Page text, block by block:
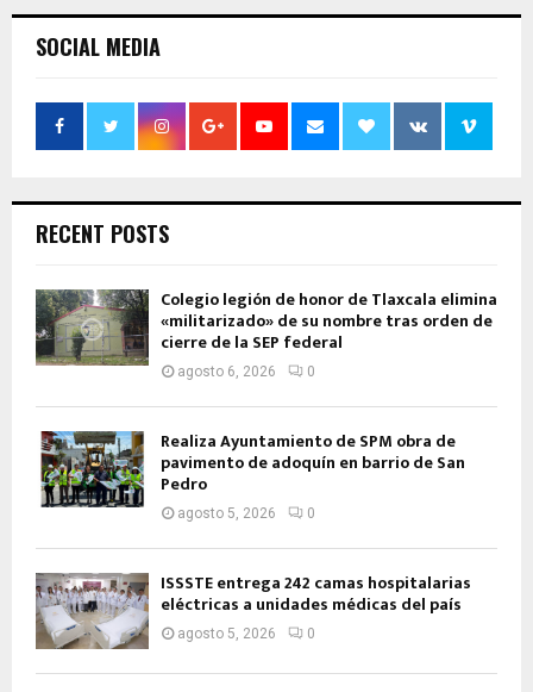
SOCIAL MEDIA
RECENT POSTS
Colegio legión de honor de Tlaxcala elimina
«militarizado» de su nombre tras orden de
cierre de la SEP federal
agosto 6, 2026 0
Realiza Ayuntamiento de SPM obra de
pavimento de adoquín en barrio de San
Pedro
agosto 5, 2026 0
ISSSTE entrega 242 camas hospitalarias
eléctricas a unidades médicas del país
agosto 5, 2026 0